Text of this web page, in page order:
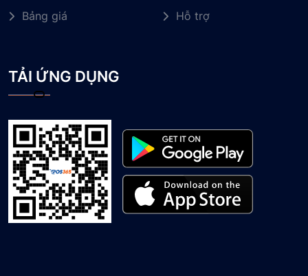
Bảng giá
Hỗ trợ
TẢI ỨNG DỤNG